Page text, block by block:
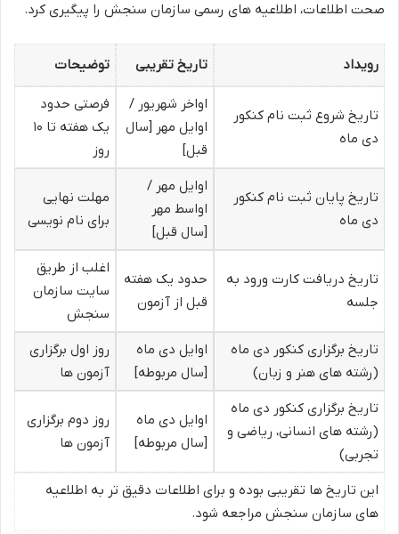
صحت اطلاعات، اطلاعیه های رسمی سازمان سنجش را پیگیری کرد.
رویداد تاریخ تقریبی توضیحات
تاریخ شروع ثبت نام کنکور
دی ماه
اواخر شهریور /
اوایل مهر [سال
قبل]
فرصتی حدود
یک هفته تا ۱۰
روز
تاریخ پایان ثبت نام کنکور
دی ماه
اوایل مهر /
اواسط مهر
[سال قبل]
مهلت نهایی
برای نام نویسی
تاریخ دریافت کارت ورود به
جلسه
حدود یک هفته
قبل از آزمون
اغلب از طریق
سایت سازمان
سنجش
تاریخ برگزاری کنکور دی ماه
(رشته های هنر و زبان)
اوایل دی ماه
[سال مربوطه]
روز اول برگزاری
آزمون ها
تاریخ برگزاری کنکور دی ماه
(رشته های انسانی، ریاضی و
تجربی)
اوایل دی ماه
[سال مربوطه]
روز دوم برگزاری
آزمون ها
این تاریخ ها تقریبی بوده و برای اطلاعات دقیق تر به اطلاعیه
های سازمان سنجش مراجعه شود.